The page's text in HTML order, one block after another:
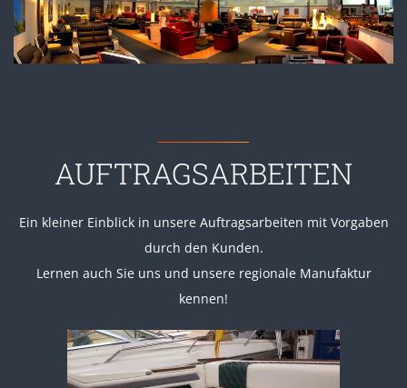
AUFTRAGSARBEITEN
Ein kleiner Einblick in unsere Auftragsarbeiten mit Vorgaben
durch den Kunden.
Lernen auch Sie uns und unsere regionale Manufaktur
kennen!